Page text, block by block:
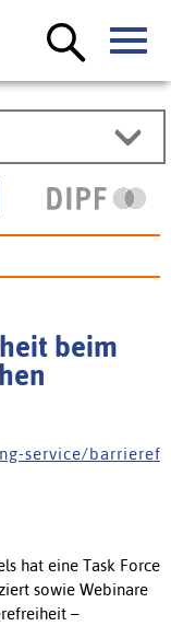
beim
g - s e r v i c e / b a r r i e r e f
hat eine Task Force
sowie Webinare
–